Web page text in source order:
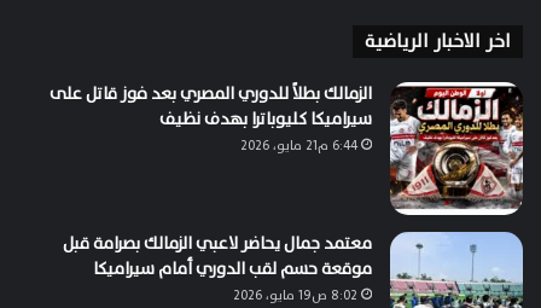
اخر الاخبار الرياضية
الزمالك بطلاً للدوري المصري بعد فوز قاتل على
سيراميكا كليوباترا بهدف نظيف
6:44 م21 مايو، 2026
معتمد جمال يحاضر لاعبي الزمالك بصرامة قبل
موقعة حسم لقب الدوري أمام سيراميكا
8:02 ص19 مايو، 2026